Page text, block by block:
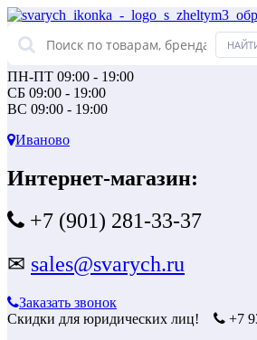
ПН-ПТ 09:00 - 19:00
СБ 09:00 - 19:00
ВС 09:00 - 19:00
Иваново
Интернет-магазин:
+7 (901) 281-33-37
✉ sales@svarych.ru
Заказать звонок
Скидки для юридических лиц!
+7